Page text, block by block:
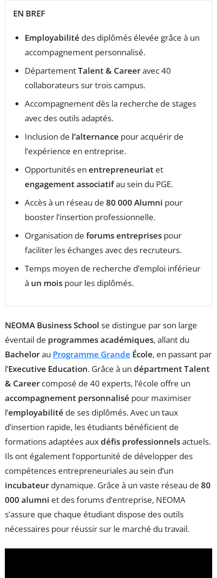
EN BREF
Employabilité des diplômés élevée grâce à un
accompagnement personnalisé.
DépartementTalent & Careeravec 40
collaborateurs sur trois campus.
Accompagnement dès la recherche de stages
avec des outils adaptés.
Inclusion de l’alternance pour acquérir de
l’expérience en entreprise.
Opportunités en entrepreneuriat et
engagement associatifau sein du PGE.
Accès à un réseau de 80 000 Alumni pour
booster l’insertion professionnelle.
Organisation de forums entreprises pour
faciliter les échanges avec des recruteurs.
Temps moyen de recherche d’emploi inférieur
à un mois pour les diplômés.
NEOMA Business School se distingue par son large
éventail de programmes académiques, allant du
Bachelorau Programme Grande École, en passant par
l’Executive Education. Grâce à un départment Talent
& Career composé de 40 experts, l’école offre un
accompagnement personnalisé pour maximiser
l’employabilité de ses diplômés. Avec un taux
d’insertion rapide, les étudiants bénéficient de
formations adaptées auxdéfis professionnelsactuels.
Ils ont également l’opportunité de développer des
compétences entrepreneuriales au sein d’un
incubateur dynamique. Grâce à un vaste réseau de 80
000 alumni et des forums d’entreprise, NEOMA
s’assure que chaque étudiant dispose des outils
nécessaires pour réussir sur le marché du travail.